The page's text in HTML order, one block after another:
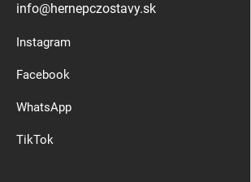
info@hernepczostavy.sk
Instagram
Facebook
WhatsApp
TikTok